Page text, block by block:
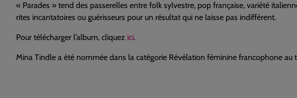
« Parades » tend des passerelles entre folk sylvestre, pop française, variété
rites incantatoires ou guérisseurs pour un résultat qui ne laisse pas indifférent.
Pour télécharger l’album, cliquez ici.
Mina Tindle a été nommée dans la catégorie Révélation féminine francophone au